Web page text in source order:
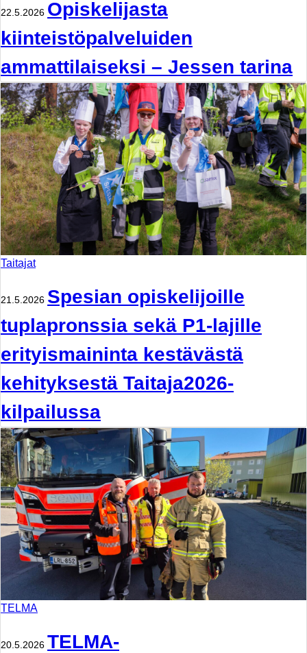
22.5.2026 Opiskelijasta
kiinteistöpalveluiden
ammattilaiseksi – Jessen tarina
Taitajat
21.5.2026 Spesian opiskelijoille
tuplapronssia sekä P1-lajille
erityismaininta kestävästä
kehityksestä Taitaja2026-
kilpailussa
TELMA
20.5.2026 TELMA-